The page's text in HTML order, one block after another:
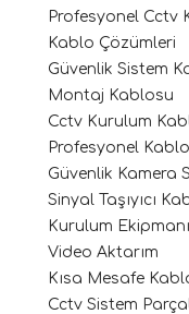
Profesyonel Cctv
Kablo Çözümleri
Güvenlik Sistem
Montaj Kablosu
Cctv Kurulum
Profesyonel
Güvenlik Kamera
Sinyal Taşıyıcı
Kurulum Ekipmanı
Video Aktarım
Kısa Mesafe
Cctv Sistem